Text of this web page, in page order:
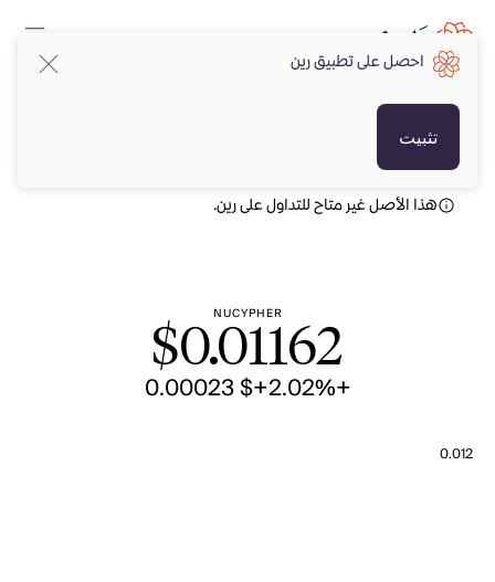
هذا الأصل غير متاح للتداول على رين.
NUCYPHER
$0.01162
+2.02%
+$ 0.00023
0.012
احصل على تطبيق رين
تثبيت